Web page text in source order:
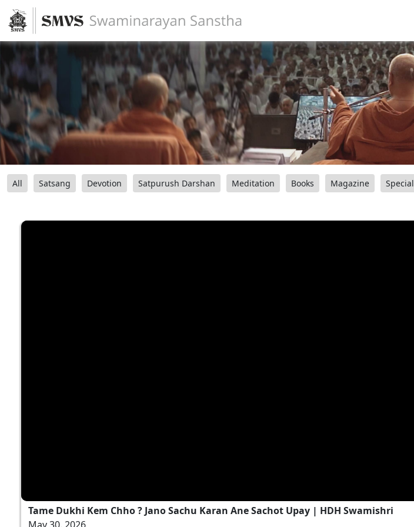
All Satsang Devotion Satpurush Darshan Meditation Books Magazine Special
Tame Dukhi Kem Chho ? Jano Sachu Karan Ane Sachot Upay | HDH Swamishri